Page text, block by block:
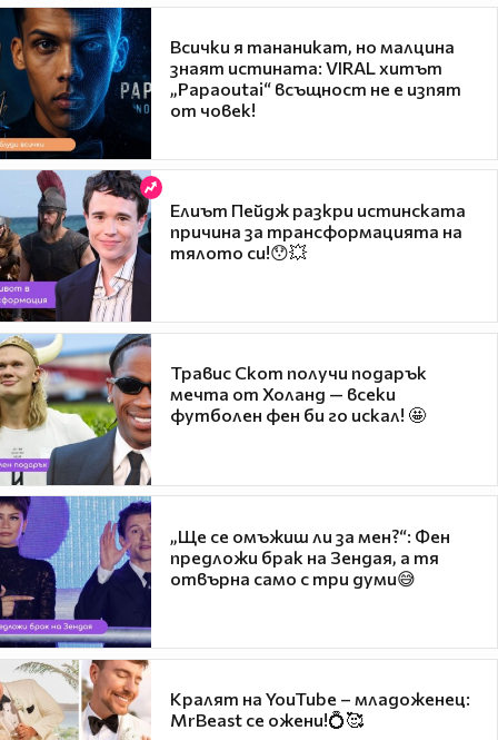
Всички я тананикат, но малцина
знаят истината: VIRAL хитът
„Papaoutai“ всъщност не е изпят
от човек!
Елиът Пейдж разкри истинската
причина за трансформацията на
тялото си!😯💥
Травис Скот получи подарък
мечта от Холанд — всеки
футболен фен би го искал! 🤩
„Ще се омъжиш ли за мен?“: Фен
предложи брак на Зендая, а тя
отвърна само с три думи😅
Кралят на YouTube – младоженец:
MrBeast се ожени!💍🥰